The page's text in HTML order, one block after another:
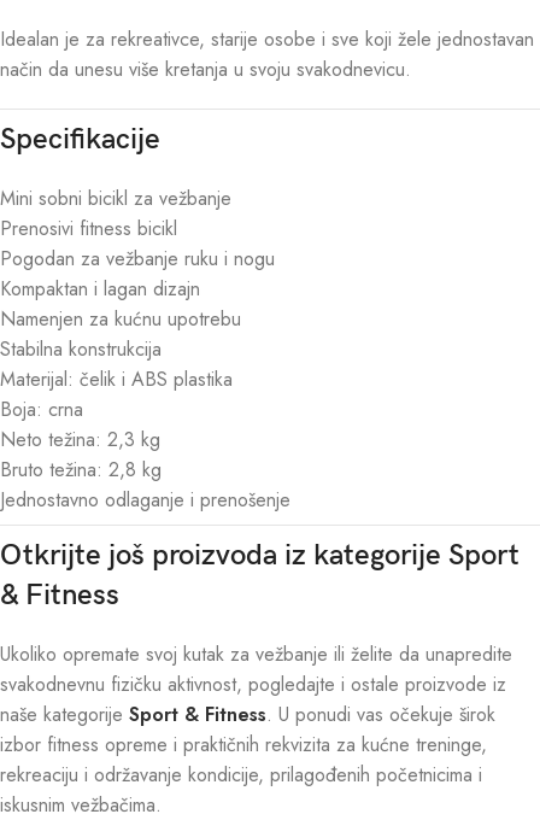
Idealan je za rekreativce, starije osobe i sve koji žele jednostavan
način da unesu više kretanja u svoju svakodnevicu.
Specifikacije
Mini sobni bicikl za vežbanje
Prenosivi fitness bicikl
Pogodan za vežbanje ruku i nogu
Kompaktan i lagan dizajn
Namenjen za kućnu upotrebu
Stabilna konstrukcija
Materijal: čelik i ABS plastika
Boja: crna
Neto težina: 2,3 kg
Bruto težina: 2,8 kg
Jednostavno odlaganje i prenošenje
Otkrijte još proizvoda iz kategorije Sport
& Fitness
Ukoliko opremate svoj kutak za vežbanje ili želite da unapredite
svakodnevnu fizičku aktivnost, pogledajte i ostale proizvode iz
naše kategorije Sport & Fitness. U ponudi vas očekuje širok
izbor fitness opreme i praktičnih rekvizita za kućne treninge,
rekreaciju i održavanje kondicije, prilagođenih početnicima i
iskusnim vežbačima.